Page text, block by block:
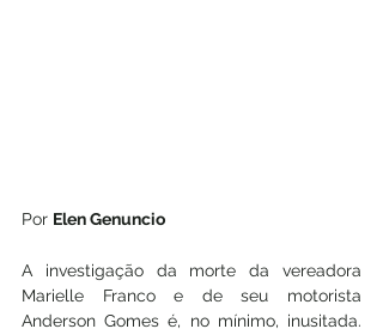
Por Elen Genuncio
A investigação da morte da vereadora
Marielle Franco e de seu motorista
Anderson Gomes é, no mínimo, inusitada.